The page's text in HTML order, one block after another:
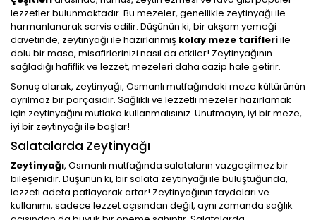
lezzetler bulunmaktadır. Bu mezeler, genellikle zeytinyağı ile
harmanlanarak servis edilir. Düşünün ki, bir akşam yemeği
davetinde, zeytinyağı ile hazırlanmış kolay meze tarifleriile
dolu bir masa, misafirlerinizi nasıl da etkiler! Zeytinyağının
sağladığı hafiflik ve lezzet, mezeleri daha cazip hale getirir.
Sonuç olarak, zeytinyağı, Osmanlı mutfağındaki meze kültürünün
ayrılmaz bir parçasıdır. Sağlıklı ve lezzetli mezeler hazırlamak
için zeytinyağını mutlaka kullanmalısınız. Unutmayın, iyi bir meze,
iyi bir zeytinyağı ile başlar!
Salatalarda Zeytinyağı
Zeytinyağı, Osmanlı mutfağında salataların vazgeçilmez bir
bileşenidir. Düşünün ki, bir salata zeytinyağı ile buluştuğunda,
lezzeti adeta patlayarak artar! Zeytinyağının faydaları ve
kullanımı, sadece lezzet açısından değil, aynı zamanda sağlık